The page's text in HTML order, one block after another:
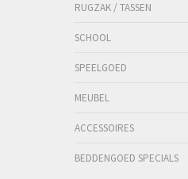
RUGZAK / TASSEN
SCHOOL
SPEELGOED
MEUBEL
ACCESSOIRES
BEDDENGOED SPECIALS